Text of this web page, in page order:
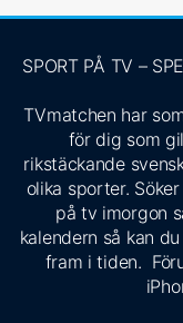
SPORT PÅ TV –
TVmatchen har
för dig som
rikstäckande
olika sporter.
på tv imorgon
kalendern så kan
fram i tiden.